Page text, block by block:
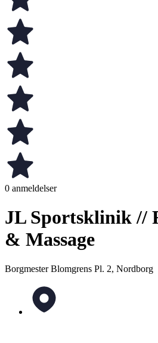
0 anmeldelser
JL Sportsklinik //
& Massage
Borgmester Blomgrens Pl. 2, Nordborg